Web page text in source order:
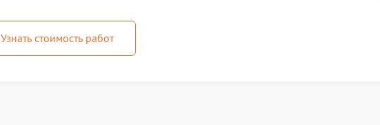
Узнать стоимость работ